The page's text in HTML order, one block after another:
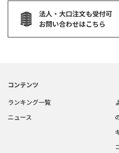
法人・大口注文も受付可
お問い合わせはこちら
コンテンツ
ランキング一覧
ニュース